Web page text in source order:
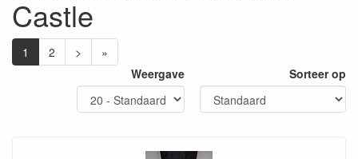
Castle
1 2 >
»
Weergave
Sorteer op